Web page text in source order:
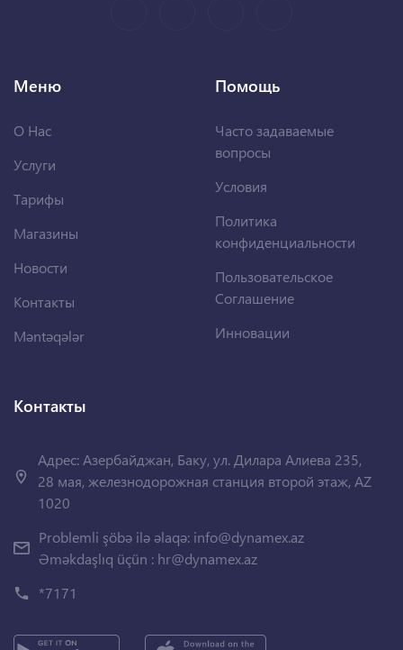
Меню
О Нас
Услуги
Тарифы
Магазины
Новости
Контакты
Məntəqələr
Помощь
Часто задаваемые
вопросы
Условия
Политика
конфиденциальности
Пользовательское
Соглашение
Инновации
Контакты
Адрес: Азербайджан, Баку, ул. Дилара Алиева 235,
28 мая, железнодорожная станция второй этаж, AZ
1020
Problemli şöbə ilə əlaqə: info@dynamex.az
Əməkdaşlıq üçün : hr@dynamex.az
*7171